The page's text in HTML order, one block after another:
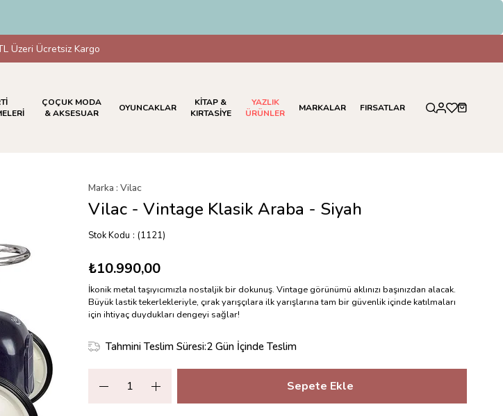
Üzeri Ücretsiz Kargo
ÇOÇUK MODA
& AKSESUAR
OYUNCAKLAR
KİTAP &
KIRTASİYE
YAZLIK
ÜRÜNLER
MARKALAR FIRSATLAR
Marka : Vilac
Vilac - Vintage Klasik Araba - Siyah
Stok Kodu (1121)
₺10.990,00
İkonik metal taşıyıcımızla nostaljik bir dokunuş. Vintage görünümü aklınızı başınızdan alacak.
Büyük lastik tekerlekleriyle, çırak yarışçılara ilk yarışlarına tam bir güvenlik içinde katılmaları
için ihtiyaç duydukları dengeyi sağlar!
Tahmini Teslim Süresi:2 Gün İçinde Teslim